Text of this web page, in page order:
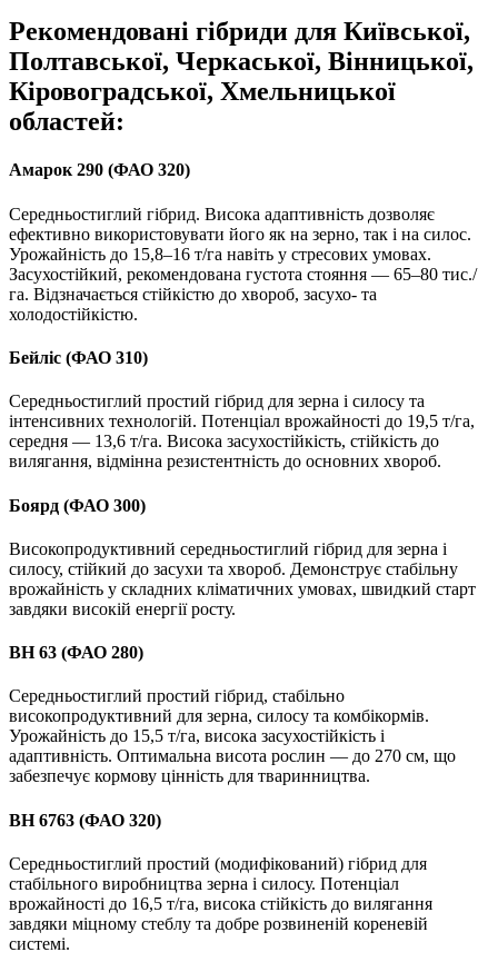
Рекомендовані гібриди для Київської,
Полтавської, Черкаської, Вінницької,
Кіровоградської, Хмельницької
областей:
Амарок 290 (ФАО 320)
Середньостиглий гібрид. Висока адаптивність дозволяє
ефективно використовувати його як на зерно, так і на силос.
Урожайність до 15,8–16 т/га навіть у стресових умовах.
Засухостійкий, рекомендована густота стояння — 65–80 тис./
га. Відзначається стійкістю до хвороб, засухо- та
холодостійкістю.
Бейліс (ФАО 310)
Середньостиглий простий гібрид для зерна і силосу та
інтенсивних технологій. Потенціал врожайності до 19,5 т/га,
середня — 13,6 т/га. Висока засухостійкість, стійкість до
вилягання, відмінна резистентність до основних хвороб.
Боярд (ФАО 300)
Високопродуктивний середньостиглий гібрид для зерна і
силосу, стійкий до засухи та хвороб. Демонструє стабільну
врожайність у складних кліматичних умовах, швидкий старт
завдяки високій енергії росту.
ВН 63 (ФАО 280)
Середньостиглий простий гібрид, стабільно
високопродуктивний для зерна, силосу та комбікормів.
Урожайність до 15,5 т/га, висока засухостійкість і
адаптивність. Оптимальна висота рослин — до 270 см, що
забезпечує кормову цінність для тваринництва.
ВН 6763 (ФАО 320)
Середньостиглий простий (модифікований) гібрид для
стабільного виробництва зерна і силосу. Потенціал
врожайності до 16,5 т/га, висока стійкість до вилягання
завдяки міцному стеблу та добре розвиненій кореневій
системі.